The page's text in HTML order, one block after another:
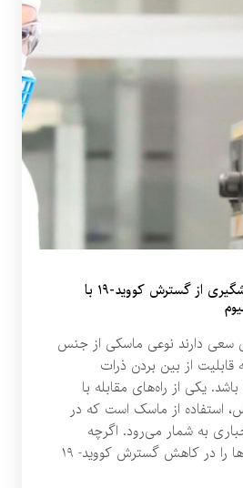
تولید ماسکی برای پیشگیری از گسترش کووید-۱۹ با
سعی دارند نوعی ماسکی از جنس
قابلیت از بین بردن ذرات
یکی از راه‌های مقابله با
استفاده از ماسک‌ است که در
به شمار می‌رود. اگرچه
نمی‌توان تاثیر ماسک‌ها را در کاهش گسترش کووید- ۱۹